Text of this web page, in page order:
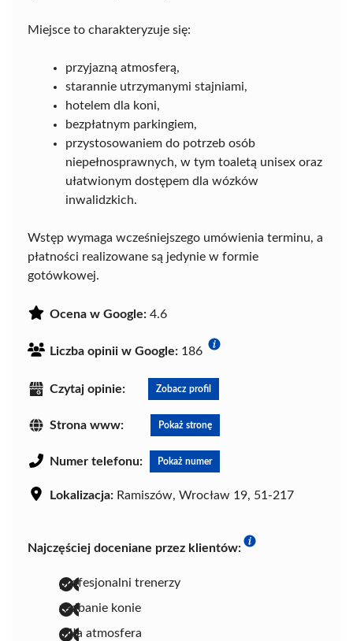
Miejsce to charakteryzuje się:
przyjazną atmosferą,
starannie utrzymanymi stajniami,
hotelem dla koni,
bezpłatnym parkingiem,
przystosowaniem do potrzeb osób
niepełnosprawnych, w tym toaletą unisex oraz
ułatwionym dostępem dla wózków
inwalidzkich.
Wstęp wymaga wcześniejszego umówienia terminu, a
płatności realizowane są jedynie w formie
gotówkowej.
Ocena w Google: 4.6
Liczba opinii w Google: 186
Czytaj opinie: Zobacz profil
Strona www: Pokaż stronę
Numer telefonu: Pokaż numer
Lokalizacja: Ramiszów, Wrocław 19, 51-217
Najczęściej doceniane przez klientów:
profesjonalni trenerzy
zadbanie konie
miła atmosfera